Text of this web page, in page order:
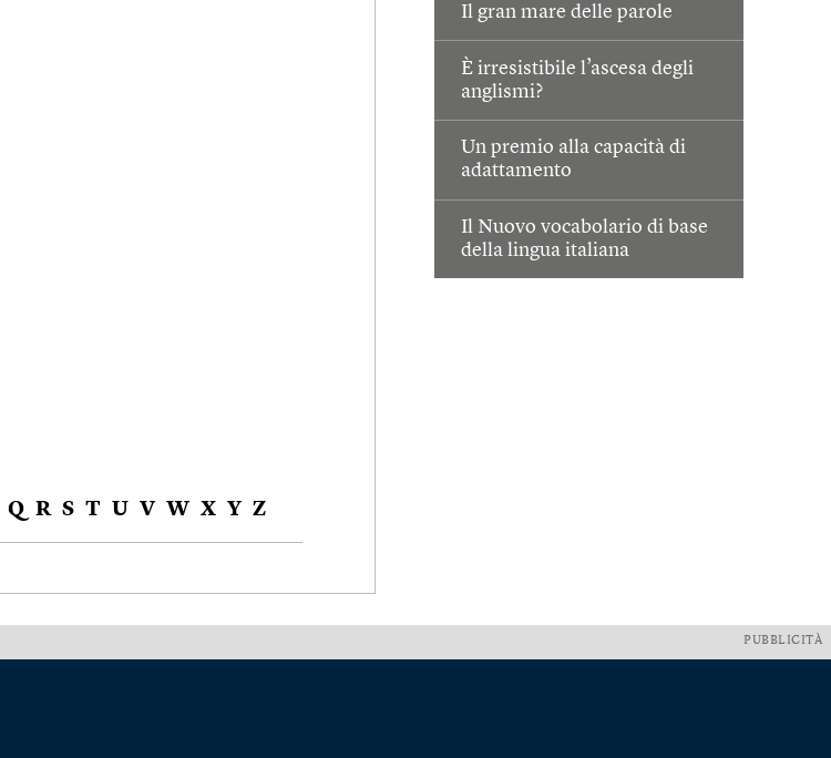
Il gran mare delle parole
È irresistibile l’ascesa degli
anglismi?
Un premio alla capacità di
adattamento
Il Nuovo vocabolario di base
della lingua italiana
Q R S T U V W X Y Z
PUBBLICITÀ